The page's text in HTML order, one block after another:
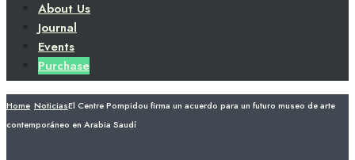
About Us
Journal
Events
Purchase
Home NoticiasEl Centre Pompidou firma un acuerdo para un futuro museo de arte
contemporáneo en Arabia Saudí